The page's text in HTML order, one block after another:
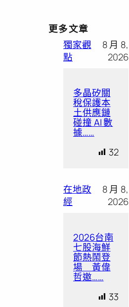
更多文章
獨家觀
點
8 月 8,
2026
多晶矽關
稅保護本
土供應鏈
碰撞 AI 數
據……
32
在地政
經
8 月 8,
2026
2026台南
七股海鮮
節熱鬧登
場 黃偉
哲邀……
33